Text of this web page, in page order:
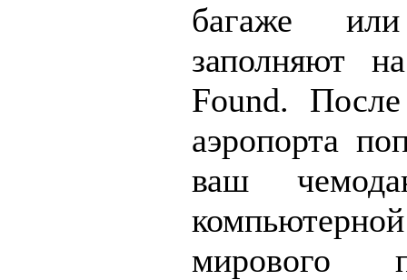
багаже
заполняют
Found.
аэропорта
ваш
мирового